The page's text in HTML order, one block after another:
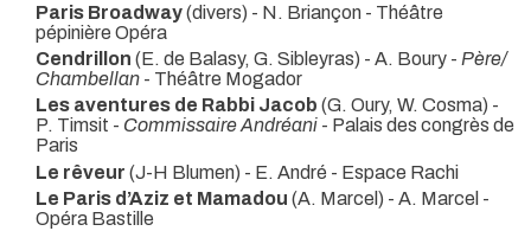
Paris Broadway(divers) - N. Briançon - Théâtre
pépinière Opéra
Cendrillon (E. de Balasy, G. Sibleyras) - A. Boury - Père/
Chambellan - Théâtre Mogador
Les aventures de Rabbi Jacob (G. Oury, W. Cosma) -
P. Timsit - Commissaire Andréani - Palais des congrès de
Paris
Le rêveur (J-H Blumen) - E. André - Espace Rachi
Le Paris d’Aziz et Mamadou (A. Marcel) - A. Marcel -
Opéra Bastille